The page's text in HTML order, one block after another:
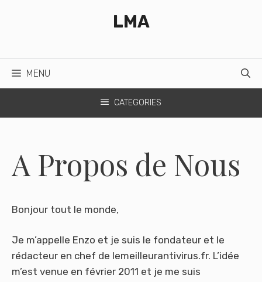
LMA
MENU
CATEGORIES
A Propos de Nous
Bonjour tout le monde,
Je m’appelle Enzo et je suis le fondateur et le
rédacteur en chef de lemeilleurantivirus.fr. L’idée
m’est venue en février 2011 et je me suis